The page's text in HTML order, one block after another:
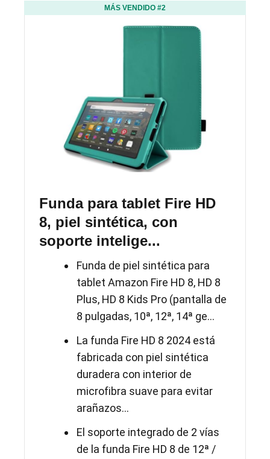
MÁS VENDIDO #2
Funda para tablet Fire HD
8, piel sintética, con
soporte intelige...
Funda de piel sintética para
tablet Amazon Fire HD 8, HD 8
Plus, HD 8 Kids Pro (pantalla de
8 pulgadas, 10ª, 12ª, 14ª ge...
La funda Fire HD 8 2024 está
fabricada con piel sintética
duradera con interior de
microfibra suave para evitar
arañazos...
El soporte integrado de 2 vías
de la funda Fire HD 8 de 12ª /